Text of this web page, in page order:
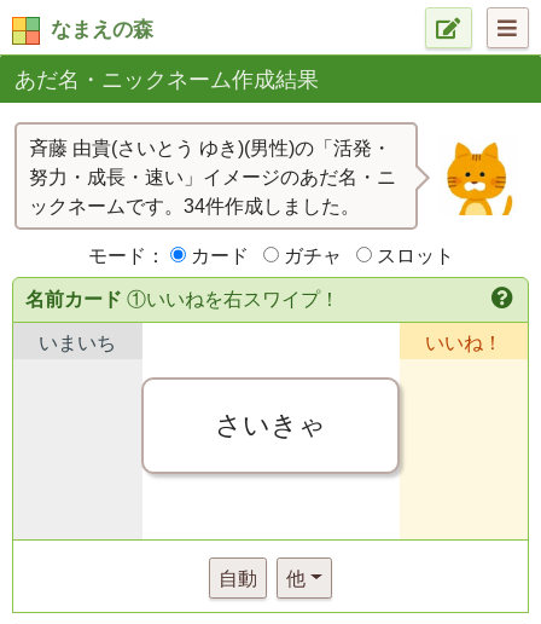
なまえの森
あだ名・ニックネーム作成結果
斉藤 由貴(さいとう ゆき)(男性)の「活発・
努力・成長・速い」イメージのあだ名・ニ
ックネームです。34件作成しました。
モード： カード ガチャ スロット
名前カード ①いいねを右スワイプ！
いまいち
さいきゃ
いいね！
自動 他